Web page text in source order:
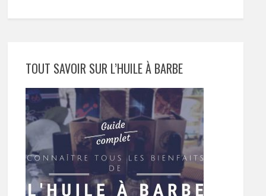
TOUT SAVOIR SUR L’HUILE À BARBE